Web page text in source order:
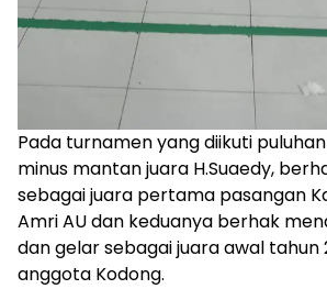
Pada turnamen yang diikuti
minus mantan juara H.Suaedy,
sebagai juara pertama pasangan
Amri AU dan keduanya berhak
dan gelar sebagai juara awal tahun
anggota Kodong.